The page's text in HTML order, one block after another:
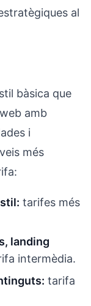
al
bàsica que
amb
i
més
tarifes més
landing
intermèdia.
tarifa